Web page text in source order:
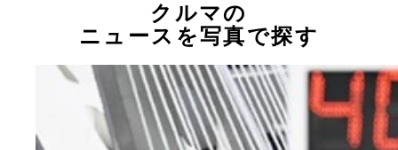
クルマの
ニュースを写真で探す